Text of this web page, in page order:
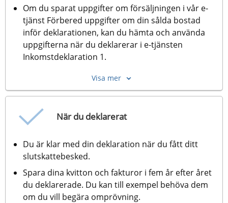
Om du sparat uppgifter om försäljningen i vår e-
tjänst Förbered uppgifter om din sålda bostad
inför deklarationen, kan du hämta och använda
uppgifterna när du deklarerar i e-tjänsten
Inkomstdeklaration 1.
Visa mer
När du deklarerat
Du är klar med din deklaration när du fått ditt
slutskattebesked.
Spara dina kvitton och fakturor i fem år efter året
du deklarerade. Du kan till exempel behöva dem
om du vill begära omprövning.